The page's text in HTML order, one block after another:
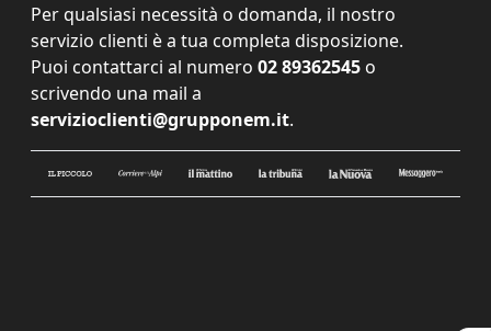
Per qualsiasi necessità o domanda, il nostro
servizio clienti è a tua completa disposizione.
Puoi contattarci al numero 02 89362545 o
scrivendo una mail a
servizioclienti@grupponem.it.